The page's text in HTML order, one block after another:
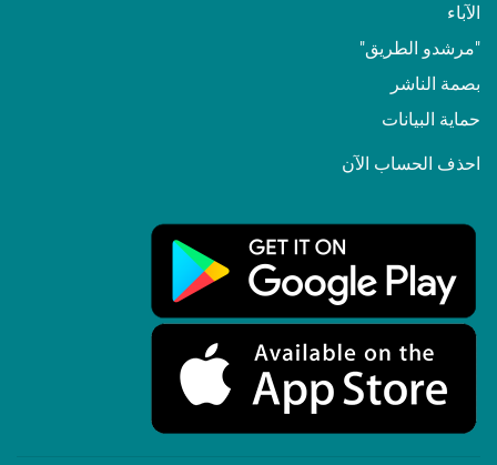
الآباء
"مرشدو الطريق"
بصمة الناشر
حماية البيانات
احذف الحساب الآن